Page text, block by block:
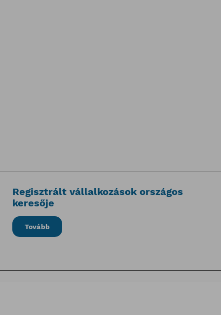
Regisztrált vállalkozások országos
keresője
Tovább